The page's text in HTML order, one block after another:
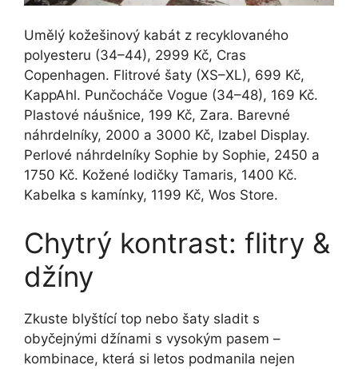
Umělý kožešinový kabát z recyklovaného
polyesteru (34–44), 2999 Kč, Cras
Copenhagen. Flitrové šaty (XS–XL), 699 Kč,
KappAhl. Punčocháče Vogue (34–48), 169 Kč.
Plastové náušnice, 199 Kč, Zara. Barevné
náhrdelníky, 2000 a 3000 Kč, Izabel Display.
Perlové náhrdelníky Sophie by Sophie, 2450 a
1750 Kč. Kožené lodičky Tamaris, 1400 Kč.
Kabelka s kamínky, 1199 Kč, Wos Store.
Chytrý kontrast: flitry &
džíny
Zkuste blyštící top nebo šaty sladit s
obyčejnými džínami s vysokým pasem –
kombinace, která si letos podmanila nejen